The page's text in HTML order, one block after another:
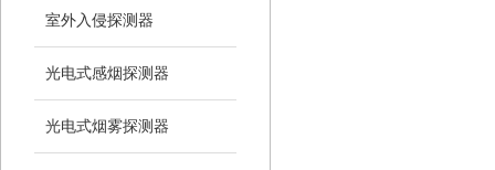
室外入侵探测器
光电式感烟探测器
光电式烟雾探测器